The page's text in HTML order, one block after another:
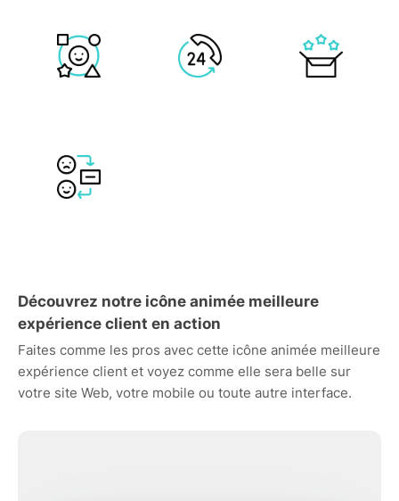
Découvrez notre icône animée meilleure
expérience client en action
Faites comme les pros avec cette icône animée meilleure
expérience client et voyez comme elle sera belle sur
votre site Web, votre mobile ou toute autre interface.